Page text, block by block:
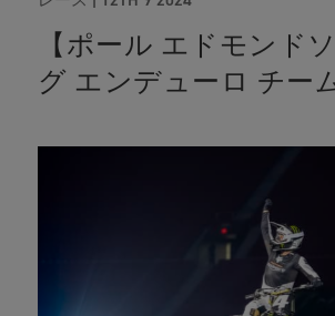
【ポール エドモンド
グ エンデューロ チー